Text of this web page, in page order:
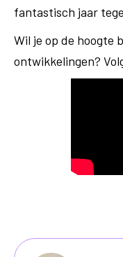
fantastisch jaar
Wil je op de hoogte
ontwikkelingen?